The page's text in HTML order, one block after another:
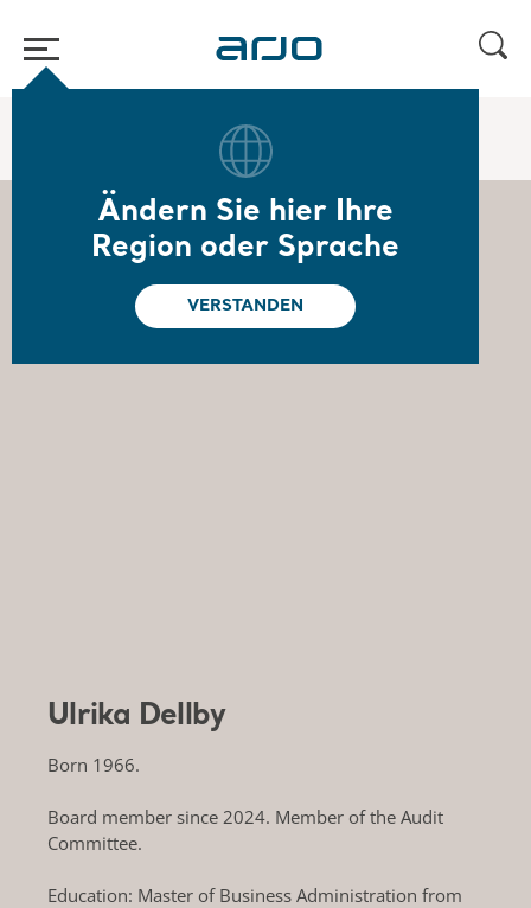
Ändern Sie hier Ihre
Region oder Sprache
VERSTANDEN
/ Ulrika Dellby
Ulrika Dellby
Born 1966.
Board member since 2024. Member of the Audit
Committee.
Education: Master of Business Administration from